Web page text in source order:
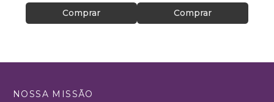
Comprar Comprar
NOSSA MISSÃO